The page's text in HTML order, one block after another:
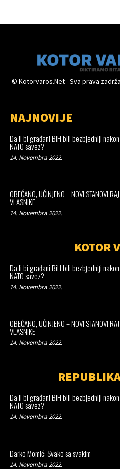
© Kotorvaros.Net - Sva prava
NAJNOVIJE
Da li bi građani BiH bili bezbjedniji
NATO savez?
14. Novembra 2022.
OBEĆANO, UČINJENO – NOVI STANOVI
VLASNIKE
14. Novembra 2022.
KOTOR
Da li bi građani BiH bili bezbjedniji
NATO savez?
14. Novembra 2022.
OBEĆANO, UČINJENO – NOVI STANOVI
VLASNIKE
14. Novembra 2022.
Da li bi građani BiH bili bezbjedniji
NATO savez?
14. Novembra 2022.
Darko Momić: Svako sa svakim
14. Novembra 2022.